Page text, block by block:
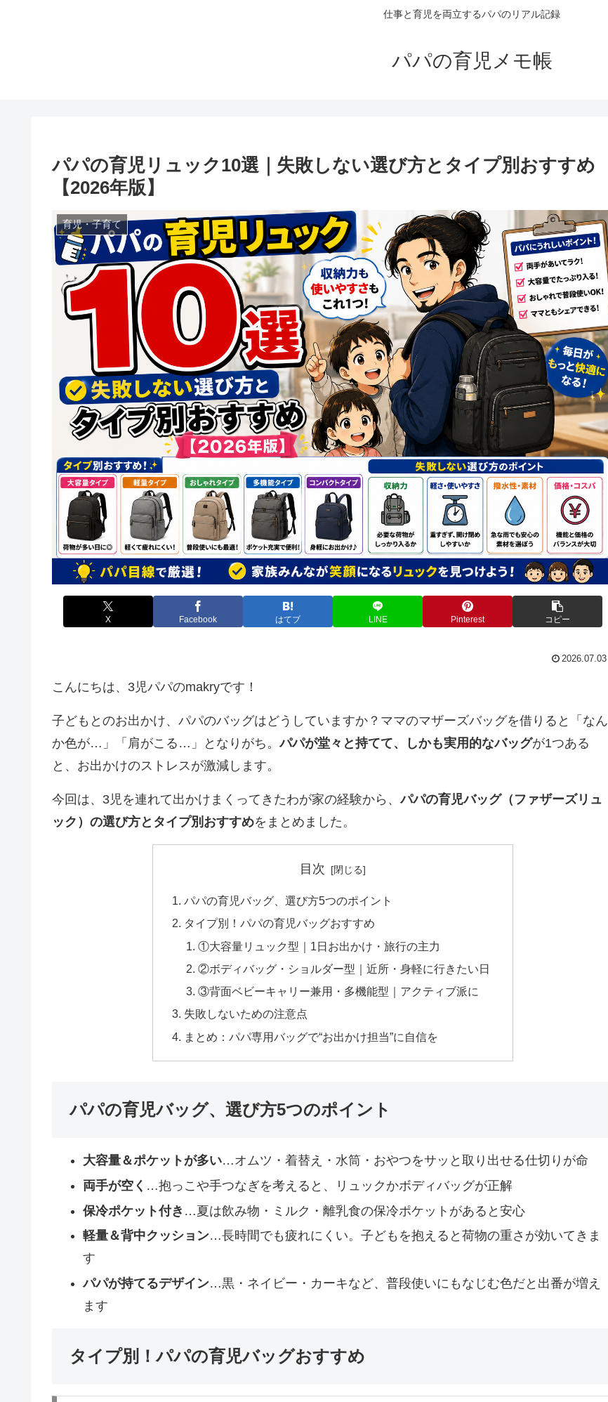
仕事と育児を両立するパパのリアル記録
パパの育児メモ帳
パパの育児リュック10選｜失敗しない選び方とタイプ別おすすめ
【2026年版】
育児・子育て
X Facebook はてブ LINE Pinterest コピー
2026.07.03
こんにちは、3児パパのmakryです！
子どもとのお出かけ、パパのバッグはどうしていますか？ママのマザーズバッグを借りると「なん
か色が…」「肩がこる…」となりがち。パパが堂々と持てて、しかも実用的なバッグが1つある
と、お出かけのストレスが激減します。
今回は、3児を連れて出かけまくってきたわが家の経験から、パパの育児バッグ（ファザーズリュ
ック）の選び方とタイプ別おすすめをまとめました。
目次
パパの育児バッグ、選び方5つのポイント
タイプ別！パパの育児バッグおすすめ
①大容量リュック型｜1日お出かけ・旅行の主力
②ボディバッグ・ショルダー型｜近所・身軽に行きたい日
③背面ベビーキャリー兼用・多機能型｜アクティブ派に
失敗しないための注意点
まとめ：パパ専用バッグで“お出かけ担当”に自信を
パパの育児バッグ、選び方5つのポイント
大容量＆ポケットが多い…オムツ・着替え・水筒・おやつをサッと取り出せる仕切りが命
両手が空く …抱っこや手つなぎを考えると、リュックかボディバッグが正解
保冷ポケット付き …夏は飲み物・ミルク・離乳食の保冷ポケットがあると安心
軽量＆背中クッション…長時間でも疲れにくい。子どもを抱えると荷物の重さが効いてきま
す
パパが持てるデザイン…黒・ネイビー・カーキなど、普段使いにもなじむ色だと出番が増え
ます
タイプ別！パパの育児バッグおすすめ